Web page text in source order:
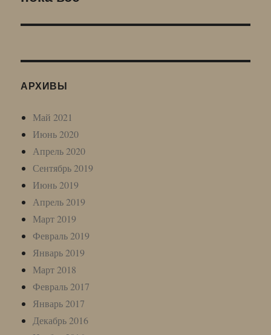
АРХИВЫ
Май 2021
Июнь 2020
Апрель 2020
Сентябрь 2019
Июнь 2019
Апрель 2019
Март 2019
Февраль 2019
Январь 2019
Март 2018
Февраль 2017
Январь 2017
Декабрь 2016